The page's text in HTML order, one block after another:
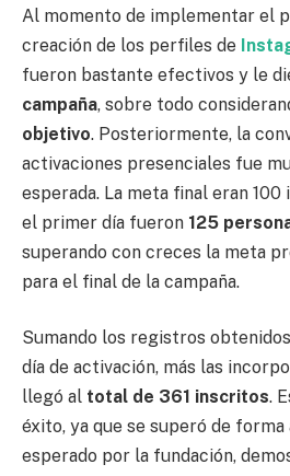
Al momento de implementar el
creación de los perfiles de
fueron bastante efectivos y le
campaña, sobre todo
objetivo. Posteriormente, la
activaciones presenciales fue
esperada. La meta final eran
el primer día fueron 125
superando con creces la meta
para el final de la campaña.
Sumando los registros
día de activación, más las
llegó al total de 361 inscritos.
éxito, ya que se superó de forma
esperado por la fundación,